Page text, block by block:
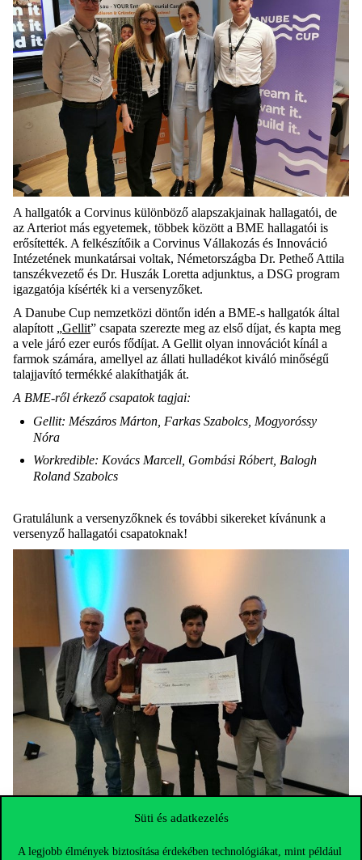
Süti és adatkezelés
A legjobb élmények biztosítása érdekében technológiákat, mint például
A hallgatók a Corvinus különböző alapszakjainak hallagatói, de
az Arteriot más egyetemek, többek között a BME hallagatói is
erősítették. A felkészítőik a Corvinus Vállakozás és Innováció
Intézetének munkatársai voltak, Németországba Dr. Petheő Attila
tanszékvezető és Dr. Huszák Loretta adjunktus, a DSG program
igazgatója kísérték ki a versenyzőket.
A Danube Cup nemzetközi döntőn idén a BME-s hallgatók által
alapított „Gellit” csapata szerezte meg az első díjat, és kapta meg
a vele járó ezer eurós fődíjat. A Gellit olyan innovációt kínál a
farmok számára, amellyel az állati hulladékot kiváló minőségű
talajjavító termékké alakíthatják át.
A BME-ről érkező csapatok tagjai:
Gellit: Mészáros Márton, Farkas Szabolcs, Mogyoróssy
Nóra
Workredible: Kovács Marcell, Gombási Róbert, Balogh
Roland Szabolcs
Gratulálunk a versenyzőknek és további sikereket kívánunk a
versenyző hallagatói csapatoknak!
Vecsenyi János, Mészáros Márton, Farkas Szabolcs, Danyi Pál
BME GTK Menedzsment és Vállalkozásgazdaságtan